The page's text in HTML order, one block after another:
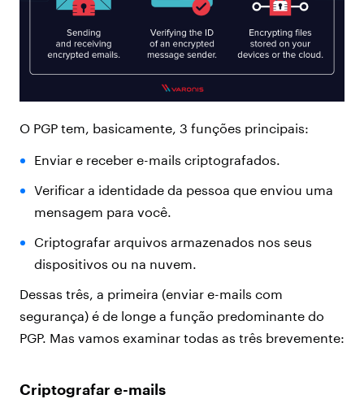
O PGP tem, basicamente, 3 funções principais:
Enviar e receber e-mails criptografados.
Verificar a identidade da pessoa que enviou uma
mensagem para você.
Criptografar arquivos armazenados nos seus
dispositivos ou na nuvem.
Dessas três, a primeira (enviar e-mails com
segurança) é de longe a função predominante do
PGP. Mas vamos examinar todas as três brevemente:
Criptografar e-mails